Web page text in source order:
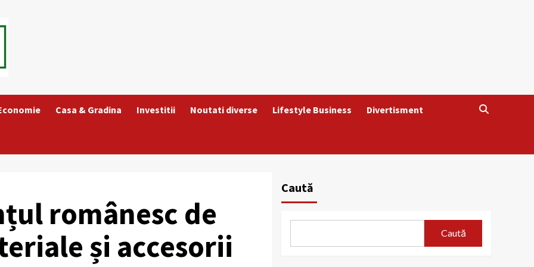
Casa & Gradina Investitii Noutati diverse Lifestyle Business Divertisment
românesc de
și accesorii
Caută
Caută